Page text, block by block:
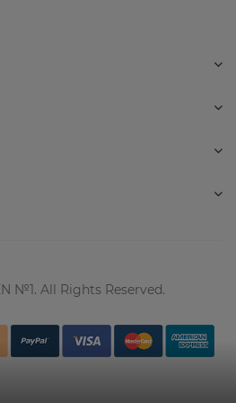
№1. All Rights Reserved.